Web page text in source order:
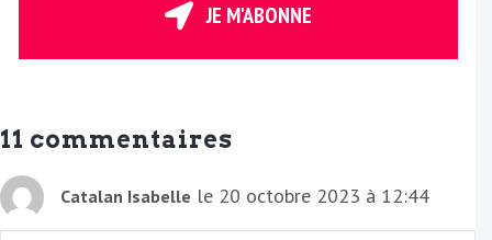
E
i
l
JE M'ABONNE
11 commentaires
Catalan Isabelle le 20 octobre 2023 à 12:44